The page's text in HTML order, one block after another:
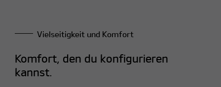
Vielseitigkeit und Komfort
Komfort, den du konfigurieren
kannst.